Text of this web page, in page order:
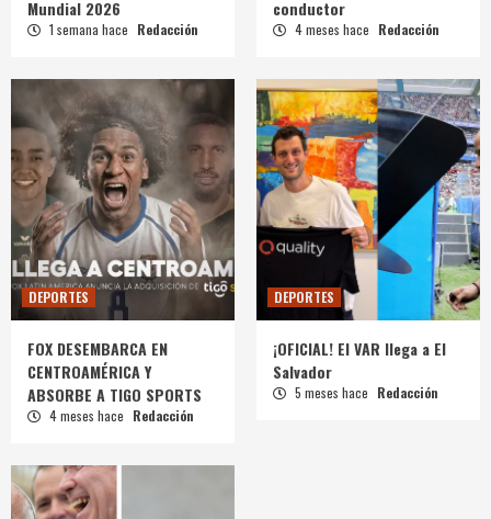
Mundial 2026
1 semana hace Redacción
conductor
4 meses hace Redacción
DEPORTES
FOX DESEMBARCA EN
CENTROAMÉRICA Y
ABSORBE A TIGO SPORTS
4 meses hace Redacción
DEPORTES
¡OFICIAL! El VAR llega a El
Salvador
5 meses hace Redacción